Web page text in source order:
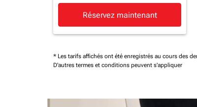
Réservez maintenant
* Les tarifs affichés ont été enregistrés au cours des
D'autres termes et conditions peuvent s'appliquer